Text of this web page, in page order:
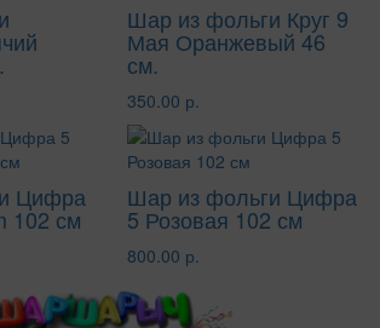
Шар из фольги Круг 9
Мая Оранжевый 46
см.
350.00 р.
Цифра
102 см
Шар из фольги Цифра
5 Розовая 102 см
800.00 р.